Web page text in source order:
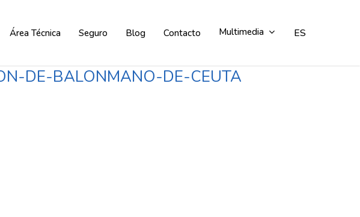
Área Técnica Seguro Blog Contacto Multimedia ES
DE-BALONMANO-DE-CEUTA